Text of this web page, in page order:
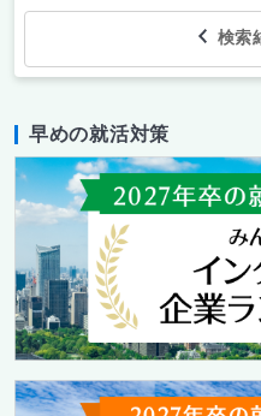
検索
早めの就活対策